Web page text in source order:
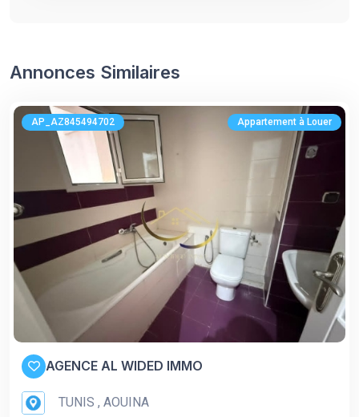
Annonces Similaires
AP_AZ845494702 Appartement à Louer
AGENCE AL WIDED IMMO
TUNIS , AOUINA